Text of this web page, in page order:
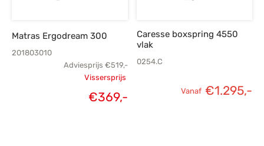
Matras Ergodream 300
201803010
Adviesprijs €519,-
Oorspronkelijke
Vissersprijs
€369,-
Caresse boxspring 4550
vlak
0254.C
Vanaf €1.295,-